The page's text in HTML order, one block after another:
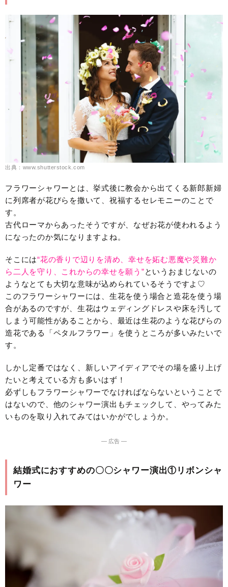
出典：www.shutterstock.com
フラワーシャワーとは、挙式後に教会から出てくる新郎新婦
に列席者が花びらを撒いて、祝福するセレモニーのことで
す。
古代ローマからあったそうですが、なぜお花が使われるよう
になったのか気になりますよね。
そこには“花の香りで辺りを清め、幸せを妬む悪魔や災難か
ら二人を守り、これからの幸せを願う”というおまじないの
ようなとても大切な意味が込められているそうですよ♡
このフラワーシャワーには、生花を使う場合と造花を使う場
合があるのですが、生花はウェディングドレスや床を汚して
しまう可能性があることから、最近は生花のような花びらの
造花である「ペタルフラワー」を使うところが多いみたいで
す。
しかし定番ではなく、新しいアイディアでその場を盛り上げ
たいと考えている方も多いはず！
必ずしもフラワーシャワーでなければならないということで
はないので、他のシャワー演出もチェックして、やってみた
いものを取り入れてみてはいかがでしょうか。
― 広告 ―
結婚式におすすめの〇〇シャワー演出①リボンシャ
ワー